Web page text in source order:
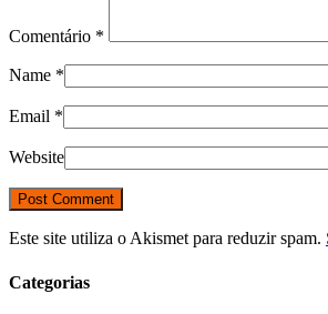
Comentário *
Name *
Email *
Website
Este site utiliza o Akismet para reduzir spam.
Categorias